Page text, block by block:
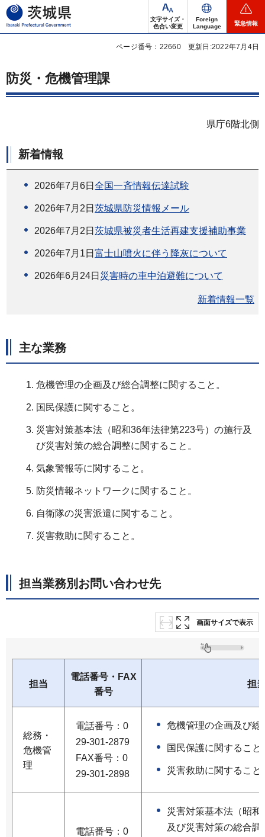
茨城県
文字サイズ・
色合い変更
Foreign
Language
緊急情報
ページ番号：22660 更新日:2022年7月4日
防災・危機管理課
県庁6階北側
新着情報
2026年7月6日 全国一斉情報伝達試験
2026年7月2日 茨城県防災情報メール
2026年7月2日 茨城県被災者生活再建支援補助事業
2026年7月1日 富士山噴火に伴う降灰について
2026年6月24日 災害時の車中泊避難について
新着情報一覧
主な業務
危機管理の企画及び総合調整に関すること。
国民保護に関すること。
災害対策基本法（昭和36年法律第223号）の施行及
び災害対策の総合調整に関すること。
気象警報等に関すること。
防災情報ネットワークに関すること。
自衛隊の災害派遣に関すること。
災害救助に関すること。
担当業務別お問い合わせ先
画面サイズで表示
担当
電話番号・FAX
番号
担
総務・
危機管
理
電話番号：0
29-301-2879
FAX番号：0
29-301-2898
危機管理の企画及び
国民保護に関すること
災害救助に関すること
電話番号：0
災害対策基本法（昭
及び災害対策の総合